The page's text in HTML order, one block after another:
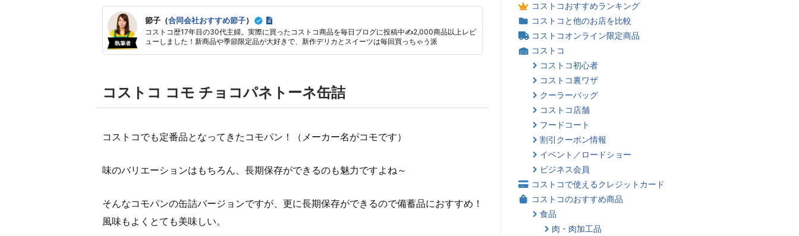
執筆者
節子（合同会社おすすめ節子）
コストコ歴17年目の30代主婦。実際に買ったコストコ商品を毎日ブログに投稿中✍2,000商品以上レビ
ューしました！新商品や季節限定品が大好きで、新作デリカとスイーツは毎回買っちゃう派
コストコ コモ チョコパネトーネ缶詰
コストコでも定番品となってきたコモパン！（メーカー名がコモです）
味のバリエーションはもちろん、長期保存ができるのも魅力ですよね～
そんなコモパンの缶詰バージョンですが、更に長期保存ができるので備蓄品におすすめ！
風味もよくとても美味しい。
コストコおすすめランキング
コストコと他のお店を比較
コストコオンライン限定商品
コストコ
コストコ初心者
コストコ裏ワザ
クーラーバッグ
コストコ店舗
フードコート
割引クーポン情報
イベント／ロードショー
ビジネス会員
コストコで使えるクレジットカード
コストコのおすすめ商品
食品
肉・肉加工品